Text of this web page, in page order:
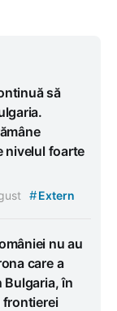
să
nivelul foarte
#Extern
nu au
care a
Bulgaria, în
frontierei